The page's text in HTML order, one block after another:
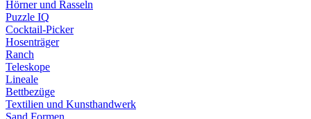
Hörner und Rasseln
Puzzle IQ
Cocktail-Picker
Hosenträger
Ranch
Teleskope
Lineale
Bettbezüge
Textilien und Kunsthandwerk
Sand Formen